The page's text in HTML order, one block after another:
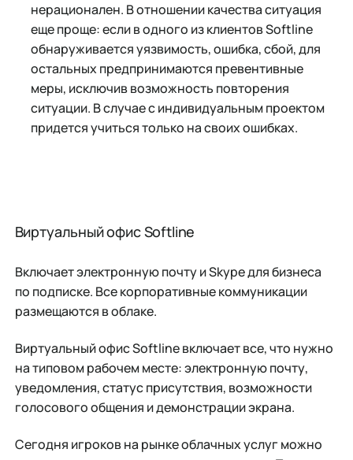
нерационален. В отношении качества ситуация
еще проще: если в одного из клиентов Softline
обнаруживается уязвимость, ошибка, сбой, для
остальных предпринимаются превентивные
меры, исключив возможность повторения
ситуации. В случае с индивидуальным проектом
придется учиться только на своих ошибках.
Виртуальный офис Softline
Включает электронную почту и Skype для бизнеса
по подписке. Все корпоративные коммуникации
размещаются в облаке.
Виртуальный офис Softline включает все, что нужно
на типовом рабочем месте: электронную почту,
уведомления, статус присутствия, возможности
голосового общения и демонстрации экрана.
Сегодня игроков на рынке облачных услуг можно